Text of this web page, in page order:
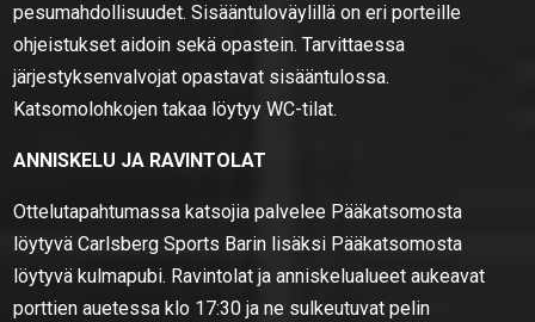
pesumahdollisuudet. Sisääntuloväylillä on eri porteille
ohjeistukset aidoin sekä opastein. Tarvittaessa
järjestyksenvalvojat opastavat sisääntulossa.
Katsomolohkojen takaa löytyy WC-tilat.
ANNISKELU JA RAVINTOLAT
Ottelutapahtumassa katsojia palvelee Pääkatsomosta
löytyvä Carlsberg Sports Barin lisäksi Pääkatsomosta
löytyvä kulmapubi. Ravintolat ja anniskelualueet aukeavat
porttien auetessa klo 17:30 ja ne sulkeutuvat pelin